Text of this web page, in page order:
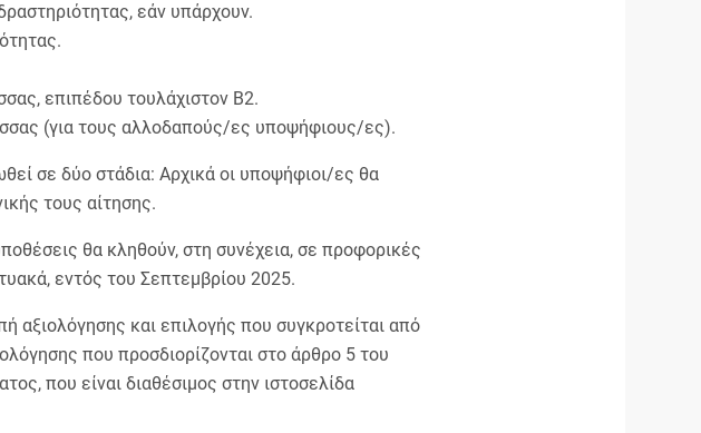
εάν υπάρχουν.
επιπέδου τουλάχιστον Β2.
(για τους αλλοδαπούς/ες υποψήφιους/ες).
σε δύο στάδια: Αρχικά οι υποψήφιοι/ες θα
τους αίτησης.
θα κληθούν, στη συνέχεια, σε προφορικές
εντός του Σεπτεμβρίου 2025.
αξιολόγησης και επιλογής που συγκροτείται από
που προσδιορίζονται στο άρθρο 5 του
που είναι διαθέσιμος στην ιστοσελίδα